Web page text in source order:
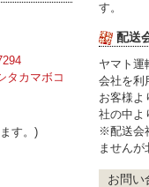
カマボコ
す。)
す。
配送
ヤマト運
会社を利
お客様よ
社の中よ
※配送会
ませんが
お問い